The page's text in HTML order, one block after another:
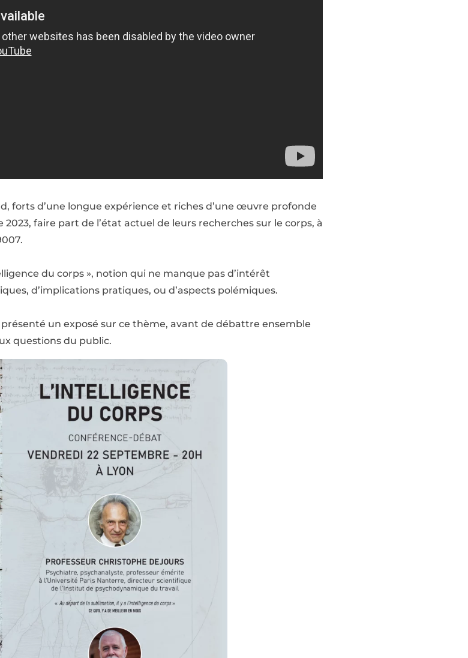
forts d’une longue expérience et riches d’une œuvre profonde
faire part de l’état actuel de leurs recherches sur le corps, à
du corps », notion qui ne manque pas d’intérêt
d’implications pratiques, ou d’aspects polémiques.
un exposé sur ce thème, avant de débattre ensemble
questions du public.